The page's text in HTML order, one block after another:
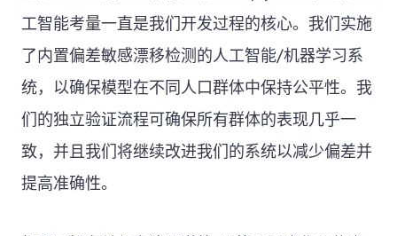
工智能考量一直是我们开发过程的核心。我们实施
了内置偏差敏感漂移检测的人工智能/机器学习系
统，以确保模型在不同人口群体中保持公平性。我
们的独立验证流程可确保所有群体的表现几乎一
致，并且我们将继续改进我们的系统以减少偏差并
提高准确性。